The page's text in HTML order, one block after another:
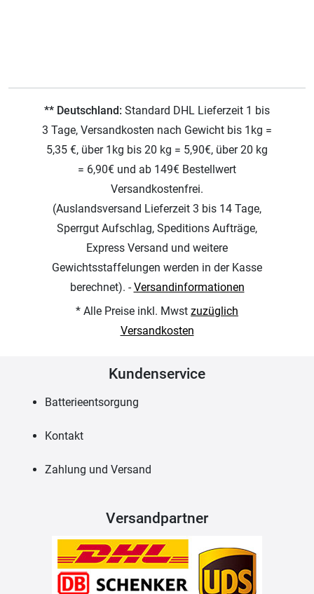
** Deutschland: Standard DHL Lieferzeit 1 bis
3 Tage, Versandkosten nach Gewicht bis 1kg =
5,35 €, über 1kg bis 20 kg = 5,90€, über 20 kg
= 6,90€ und ab 149€ Bestellwert
Versandkostenfrei.
(Auslandsversand Lieferzeit 3 bis 14 Tage,
Sperrgut Aufschlag, Speditions Aufträge,
Express Versand und weitere
Gewichtsstaffelungen werden in der Kasse
berechnet). -Versandinformationen
* Alle Preise inkl. Mwst zuzüglich
Versandkosten
Kundenservice
Batterieentsorgung
Kontakt
Zahlung und Versand
Versandpartner